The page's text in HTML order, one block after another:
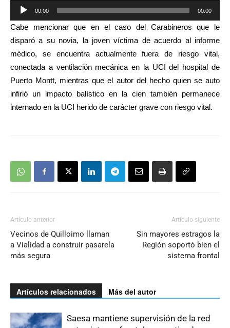
Reproductor
de
audio
00:00 00:00
Cabe mencionar que en el caso del Carabineros que le
disparó a su novia, la joven víctima de acuerdo al informe
médico, se encuentra actualmente fuera de riesgo vital,
conectada a ventilación mecánica en la UCI del hospital de
Puerto Montt, mientras que el autor del hecho quien se auto
infirió un impacto balístico en la cien también permanece
internado en la UCI herido de carácter grave con riesgo vital.
Artículo anterior
Vecinos de Quilloimo llaman
a Vialidad a construir pasarela
más segura
Artículo siguiente
Sin mayores estragos la
Región soportó bien el
sistema frontal
Artículos relacionados Más del autor
Saesa mantiene supervisión de la red